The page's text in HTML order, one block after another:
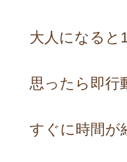
大人になると
思ったら即行
すぐに時間が